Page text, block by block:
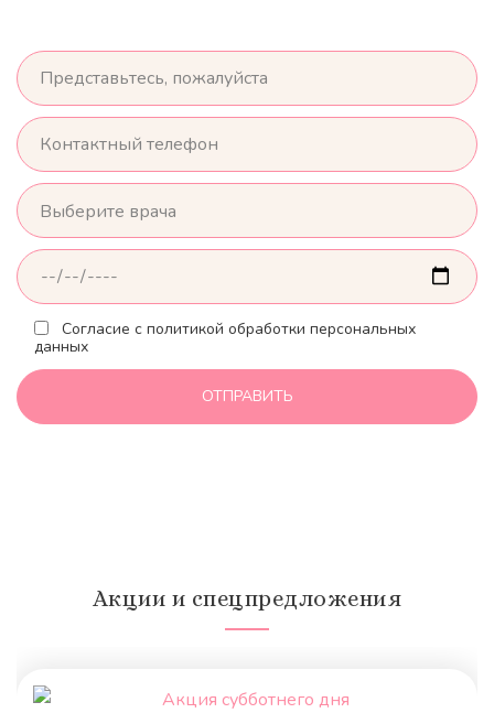
Согласие с политикой обработки персональных
данных
Акции и спецпредложения